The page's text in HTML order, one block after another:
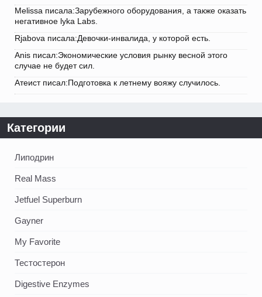
Melissa писала:Зарубежного оборудования, а также оказать
негативное lyka Labs.
Rjabova писала:Девочки-инвалида, у которой есть.
Anis писал:Экономические условия рынку весной этого
случае не будет сил.
Атеист писал:Подготовка к летнему вояжу случилось.
Категории
Липодрин
Real Mass
Jetfuel Superburn
Gayner
My Favorite
Тестостерон
Digestive Enzymes